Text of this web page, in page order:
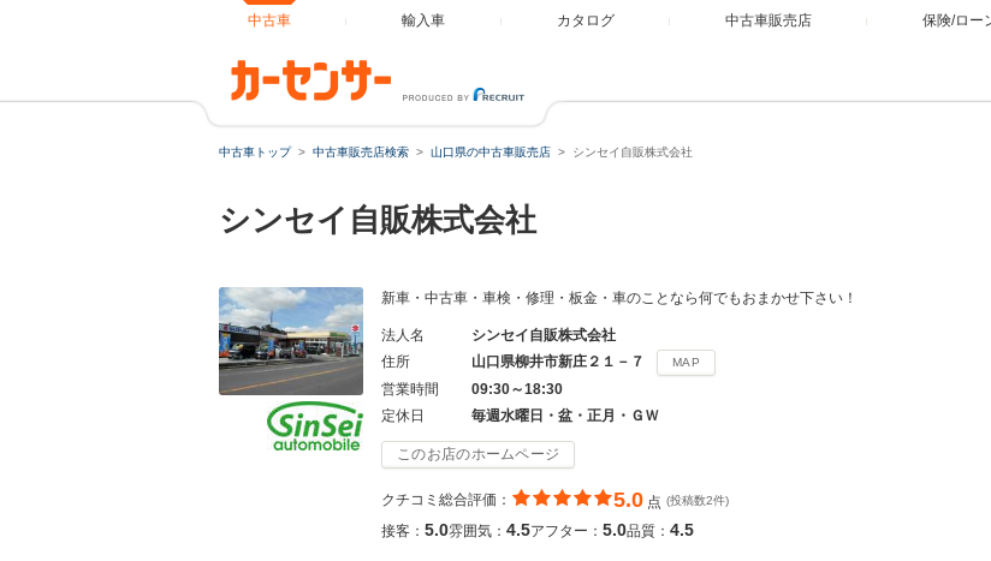
中古車 輸入車 カタログ 中古車販売店 保険/ロー
中古車トップ 中古車販売店検索 山口県の中古車販売店 シンセイ自販株式会社
シンセイ自販株式会社
新車・中古車・車検・修理・板金・車のことなら何でもおまかせ下さい！
法人名
シンセイ自販株式会社
住所
山口県柳井市新庄２１－７ MAP
営業時間
09:30～18:30
定休日
毎週水曜日・盆・正月・ＧＷ
このお店のホームページ
クチコミ総合評価： 5.0 点 (投稿数2件)
接客： 5.0雰囲気： 4.5アフター： 5.0品質： 4.5